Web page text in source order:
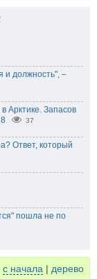
и должность", –
Арктике. Запасов
37
Ответ, который
пошла не по
с начала | дерево